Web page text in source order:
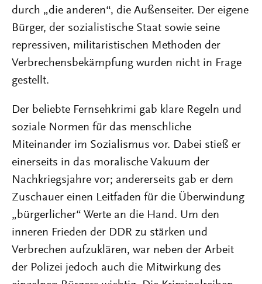
durch „die anderen“, die Außenseiter. Der eigene
Bürger, der sozialistische Staat sowie seine
repressiven, militaristischen Methoden der
Verbrechensbekämpfung wurden nicht in Frage
gestellt.
Der beliebte Fernsehkrimi gab klare Regeln und
soziale Normen für das menschliche
Miteinander im Sozialismus vor. Dabei stieß er
einerseits in das moralische Vakuum der
Nachkriegsjahre vor; andererseits gab er dem
Zuschauer einen Leitfaden für die Überwindung
„bürgerlicher“ Werte an die Hand. Um den
inneren Frieden der DDR zu stärken und
Verbrechen aufzuklären, war neben der Arbeit
der Polizei jedoch auch die Mitwirkung des